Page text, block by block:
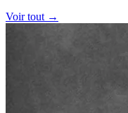
Voir tout →